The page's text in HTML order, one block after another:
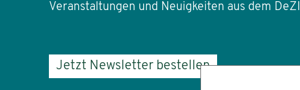
Veranstaltungen und Neuigkeiten aus dem
Jetzt Newsletter bestellen